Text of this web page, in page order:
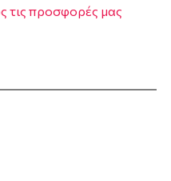
τις προσφορές μας